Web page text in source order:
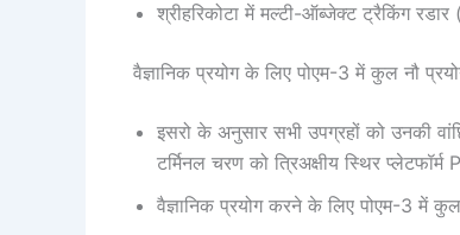
श्रीहरिकोटा में मल्टी-ऑब्जेक्ट ट्रैकिंग
वैज्ञानिक प्रयोग के लिए पोएम-3 में कुल नौ
इसरो के अनुसार सभी उपग्रहों को उनकी
टर्मिनल चरण को त्रिअक्षीय स्थिर
वैज्ञानिक प्रयोग करने के लिए पोएम-3 में